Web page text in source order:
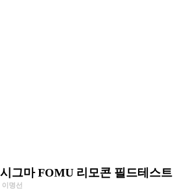
시그마 FOMU 리모콘 필드테스트
이명선